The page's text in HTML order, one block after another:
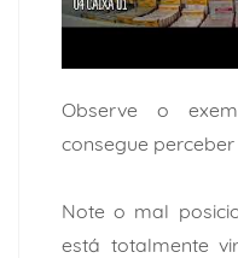
Observe o
consegue
Note o mal
está totalmente